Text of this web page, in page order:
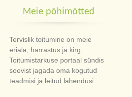
Meie põhimõtted
Tervislik toitumine on meie
eriala, harrastus ja kirg.
Toitumistarkuse portaal sündis
soovist jagada oma kogutud
teadmisi ja leitud lahendusi.